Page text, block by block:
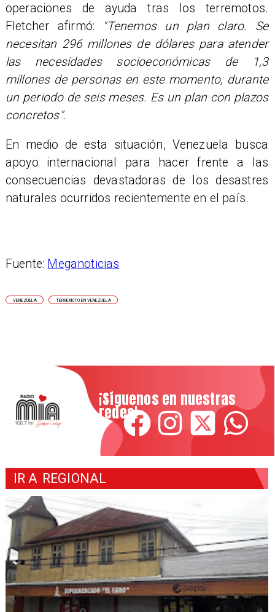
operaciones de ayuda tras los terremotos.
Fletcher afirmó:
"Tenemos un plan claro. Se
necesitan 296 millones de dólares para atender
las necesidades socioeconómicas de 1,3
millones de personas en este momento, durante
un periodo de seis meses. Es un plan con plazos
concretos".
En medio de esta situación, Venezuela busca
apoyo internacional para hacer frente a las
consecuencias devastadoras de los desastres
naturales ocurridos recientemente en el país.
Fuente: Meganoticias
VENEZUELA TERREMOTO EN VENEZUELA
¡Síguenos en nuestras
redes!
IR A REGIONAL